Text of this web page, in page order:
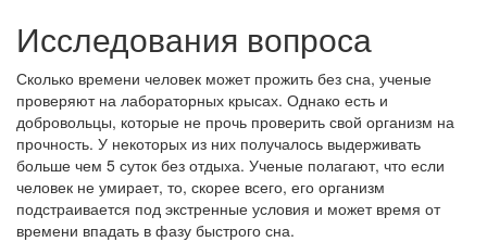
Исследования вопроса
Сколько времени человек может прожить без сна, ученые
проверяют на лабораторных крысах. Однако есть и
добровольцы, которые не прочь проверить свой организм на
прочность. У некоторых из них получалось выдерживать
больше чем 5 суток без отдыха. Ученые полагают, что если
человек не умирает, то, скорее всего, его организм
подстраивается под экстренные условия и может время от
времени впадать в фазу быстрого сна.